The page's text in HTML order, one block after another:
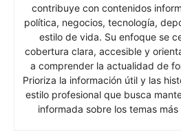
contribuye con contenidos
política, negocios, tecnología,
estilo de vida. Su enfoque se
cobertura clara, accesible y
a comprender la actualidad de
Prioriza la información útil y las
estilo profesional que busca
informada sobre los temas